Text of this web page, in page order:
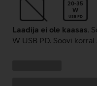
20-35
W
USB PD
Laadija ei ole kaasas.
W USB PD. Soovi